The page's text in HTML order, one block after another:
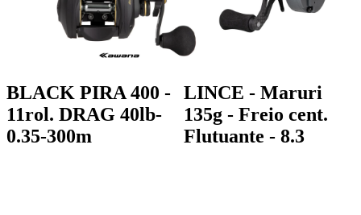
BLACK PIRA 400 -
11rol. DRAG 40lb-
0.35-300m
LINCE - Maruri
135g - Freio cent.
Flutuante - 8.3